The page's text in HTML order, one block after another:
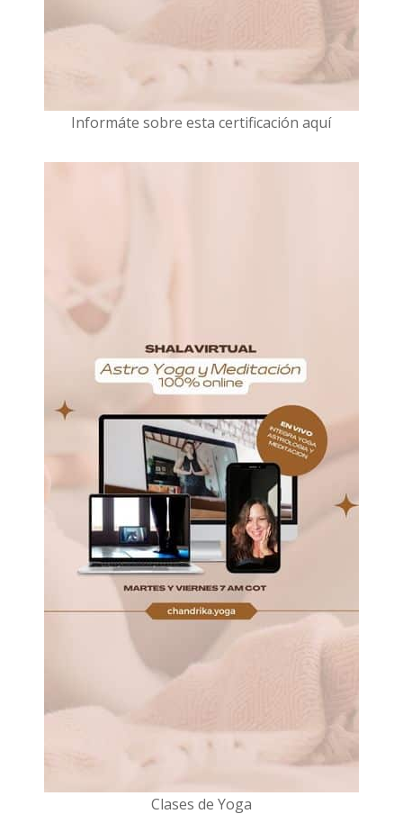
Informáte sobre esta certificación aquí
Clases de Yoga